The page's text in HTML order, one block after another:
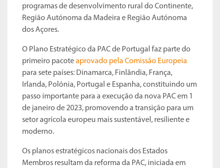
programas de desenvolvimento rural do Continente,
Região Autónoma da Madeira e Região Autónoma
dos Açores.
O Plano Estratégico da PAC de Portugal faz parte do
primeiro pacoteaprovado pela Comissão Europeia
para sete países: Dinamarca, Finlândia, França,
Irlanda, Polónia, Portugal e Espanha, constituindo um
passo importante para a execução da nova PAC em 1
de janeiro de 2023, promovendo a transição para um
setor agrícola europeu mais sustentável, resiliente e
moderno.
Os planos estratégicos nacionais dos Estados
Membros resultam da reforma da PAC, iniciada em